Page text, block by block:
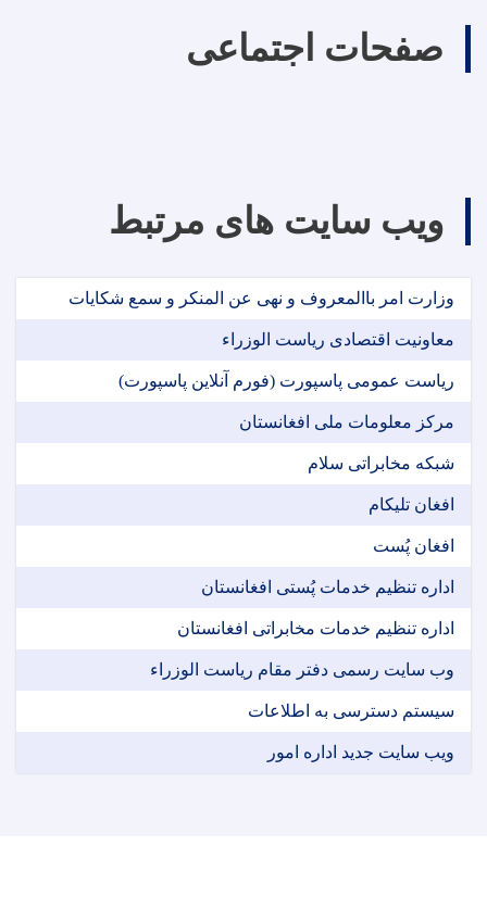
صفحات اجتماعی
ویب سایت های مرتبط
وزارت امر باالمعروف و نهی عن المنکر و سمع شکایات
معاونیت اقتصادی ریاست الوزراء
ریاست عمومی پاسپورت (فورم آنلاین پاسپورت)
مرکز معلومات ملی افغانستان
شبکه مخابراتی سلام
افغان تلیکام
افغان پُست
اداره تنظیم خدمات پُستی افغانستان
اداره تنظیم خدمات مخابراتی افغانستان
وب سایت رسمی دفتر مقام ریاست الوزراء
سیستم دسترسی به اطلاعات
ویب سایت جدید اداره امور